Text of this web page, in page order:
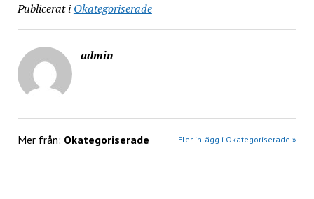
Publicerat i Okategoriserade
admin
Mer från: Okategoriserade Fler inlägg i Okategoriserade »